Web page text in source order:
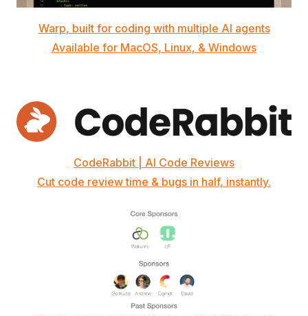
Warp, built for coding with multiple AI agents
Available for MacOS, Linux, & Windows
CodeRabbit | AI Code Reviews
Cut code review time & bugs in half, instantly.